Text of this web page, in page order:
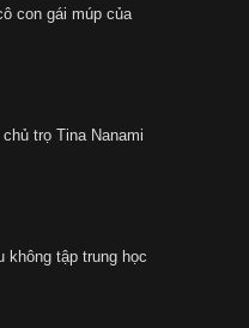
con gái múp của
trọ Tina Nanami
không tập trung học